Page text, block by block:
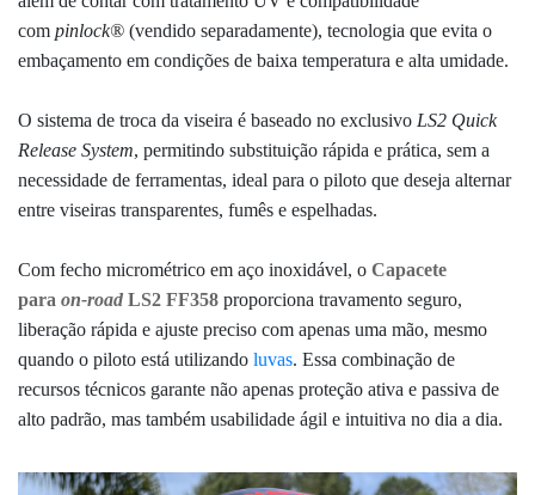
com pinlock® (vendido separadamente), tecnologia que evita o
embaçamento em condições de baixa temperatura e alta umidade.
O sistema de troca da viseira é baseado no exclusivo LS2 Quick
Release System, permitindo substituição rápida e prática, sem a
necessidade de ferramentas, ideal para o piloto que deseja alternar
entre viseiras transparentes, fumês e espelhadas.
Com fecho micrométrico em aço inoxidável, o Capacete
para on-road LS2 FF358 proporciona travamento seguro,
liberação rápida e ajuste preciso com apenas uma mão, mesmo
quando o piloto está utilizando luvas. Essa combinação de
recursos técnicos garante não apenas proteção ativa e passiva de
alto padrão, mas também usabilidade ágil e intuitiva no dia a dia.